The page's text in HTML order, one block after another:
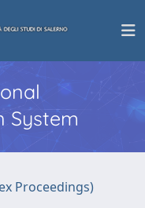
System
Proceedings)